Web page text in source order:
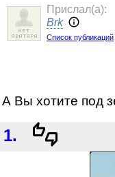
Прислал(a):
Brk
Список публикаций
А Вы хотите под
1.